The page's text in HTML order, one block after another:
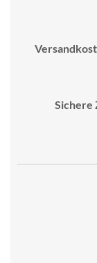
Sichere